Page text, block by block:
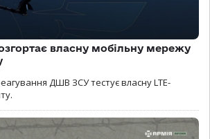
власну мобільну мережу
ДШВ ЗСУ тестує власну LTE-